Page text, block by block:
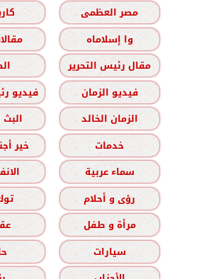
مصر العظمى
وا إسلاماه
مقال رئيس التحرير
فيديو الزمان
فيديو
الزمان الخالد
خدمات
خير
سماء عربية
رؤى و أحلام
مرأة و طفل
سيارات